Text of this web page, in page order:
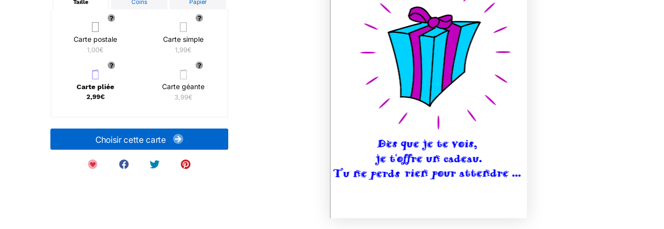
Taille Coins Papier
Carte postale
1,00€
Carte simple
1,99€
Carte pliée
2,99€
Carte géante
3,99€
Choisir cette carte